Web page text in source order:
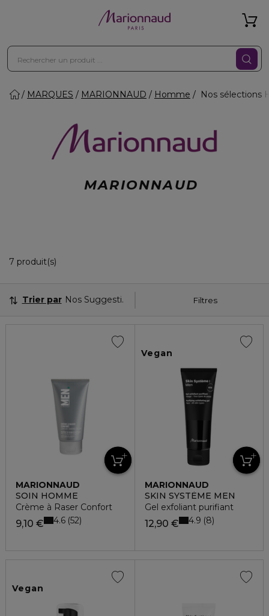
MARQUES MARIONNAUD Homme Nos sélections
MARIONNAUD
7 produit(s)
Filtres
Trier par Nos Suggestions
MARIONNAUD
SOIN HOMME
Crème à Raser Confort
9,10 € 4.6 52
Vegan
MARIONNAUD
SKIN SYSTÈME MEN
Gel exfoliant purifiant
12,90 € 4.9 8
Vegan